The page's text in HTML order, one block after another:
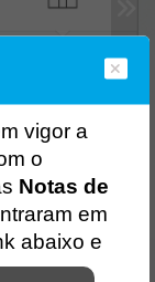
vigor a
o
Notas de
em
abaixo e
bundle/wpo_i